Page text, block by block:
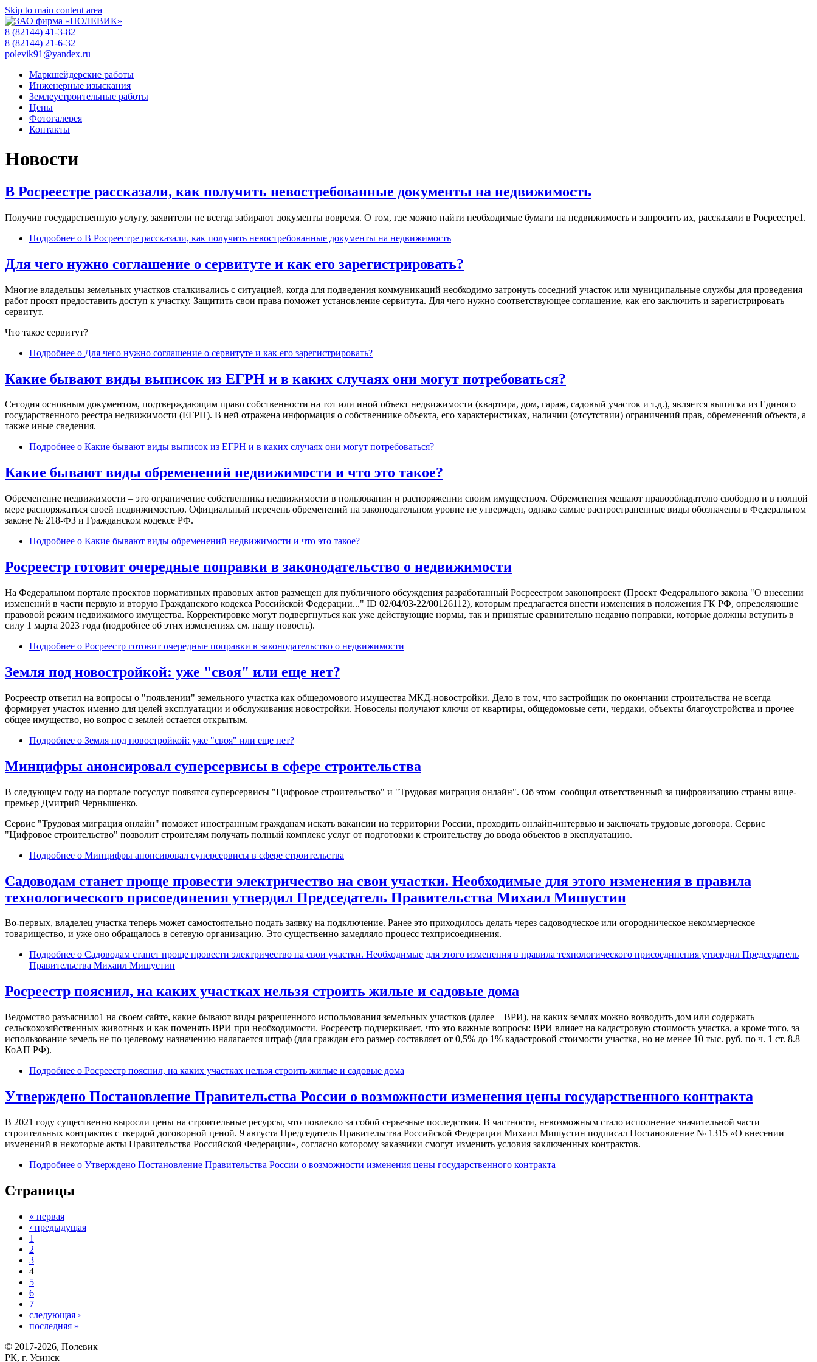
Skip to main content area
8 (82144) 41-3-82
8 (82144) 21-6-32
polevik91@yandex.ru
Маркшейдерские работы
Инженерные изыскания
Землеустроительные работы
Цены
Фотогалерея
Контакты
Новости
В Росреестре рассказали, как получить невостребованные документы на недвижимость
Получив государственную услугу, заявители не всегда забирают документы вовремя. О том, где можно найти необходимые бумаги на недвижимость и запросить их, рассказали в Росреестре1.
Подробнее о В Росреестре рассказали, как получить невостребованные документы на недвижимость
Для чего нужно соглашение о сервитуте и как его зарегистрировать?
Многие владельцы земельных участков сталкивались с ситуацией, когда для подведения коммуникаций необходимо затронуть соседний участок или муниципальные службы для проведения
работ просят предоставить доступ к участку. Защитить свои права поможет установление сервитута. Для чего нужно соответствующее соглашение, как его заключить и зарегистрировать
сервитут.
Что такое сервитут?
Подробнее о Для чего нужно соглашение о сервитуте и как его зарегистрировать?
Какие бывают виды выписок из ЕГРН и в каких случаях они могут потребоваться?
Сегодня основным документом, подтверждающим право собственности на тот или иной объект недвижимости (квартира, дом, гараж, садовый участок и т.д.), является выписка из Единого
государственного реестра недвижимости (ЕГРН). В ней отражена информация о собственнике объекта, его характеристиках, наличии (отсутствии) ограничений прав, обременений объекта, а
также иные сведения.
Подробнее о Какие бывают виды выписок из ЕГРН и в каких случаях они могут потребоваться?
Какие бывают виды обременений недвижимости и что это такое?
Обременение недвижимости – это ограничение собственника недвижимости в пользовании и распоряжении своим имуществом. Обременения мешают правообладателю свободно и в полной
мере распоряжаться своей недвижимостью. Официальный перечень обременений на законодательном уровне не утвержден, однако самые распространенные виды обозначены в Федеральном
законе № 218-ФЗ и Гражданском кодексе РФ.
Подробнее о Какие бывают виды обременений недвижимости и что это такое?
Росреестр готовит очередные поправки в законодательство о недвижимости
На Федеральном портале проектов нормативных правовых актов размещен для публичного обсуждения разработанный Росреестром законопроект (Проект Федерального закона "О внесении
изменений в части первую и вторую Гражданского кодекса Российской Федерации..." ID 02/04/03-22/00126112), которым предлагается внести изменения в положения ГК РФ, определяющие
правовой режим недвижимого имущества. Корректировке могут подвергнуться как уже действующие нормы, так и принятые сравнительно недавно поправки, которые должны вступить в
силу 1 марта 2023 года (подробнее об этих изменениях см. нашу новость).
Подробнее о Росреестр готовит очередные поправки в законодательство о недвижимости
Земля под новостройкой: уже "своя" или еще нет?
Росреестр ответил на вопросы о "появлении" земельного участка как общедомового имущества МКД-новостройки. Дело в том, что застройщик по окончании строительства не всегда
формирует участок именно для целей эксплуатации и обслуживания новостройки. Новоселы получают ключи от квартиры, общедомовые сети, чердаки, объекты благоустройства и прочее
общее имущество, но вопрос с землей остается открытым.
Подробнее о Земля под новостройкой: уже "своя" или еще нет?
Минцифры анонсировал суперсервисы в сфере строительства
В следующем году на портале госуслуг появятся суперсервисы "Цифровое строительство" и "Трудовая миграция онлайн". Об этом сообщил ответственный за цифровизацию страны вице-
премьер Дмитрий Чернышенко.
Сервис "Трудовая миграция онлайн" поможет иностранным гражданам искать вакансии на территории России, проходить онлайн-интервью и заключать трудовые договора. Сервис
"Цифровое строительство" позволит строителям получать полный комплекс услуг от подготовки к строительству до ввода объектов в эксплуатацию.
Подробнее о Минцифры анонсировал суперсервисы в сфере строительства
Садоводам станет проще провести электричество на свои участки. Необходимые для этого изменения в правила
технологического присоединения утвердил Председатель Правительства Михаил Мишустин
Во-первых, владелец участка теперь может самостоятельно подать заявку на подключение. Ранее это приходилось делать через садоводческое или огородническое некоммерческое
товарищество, и уже оно обращалось в сетевую организацию. Это существенно замедляло процесс техприсоединения.
Подробнее о Садоводам станет проще провести электричество на свои участки. Необходимые для этого изменения в правила технологического присоединения утвердил Председатель
Правительства Михаил Мишустин
Росреестр пояснил, на каких участках нельзя строить жилые и садовые дома
Ведомство разъяснило1 на своем сайте, какие бывают виды разрешенного использования земельных участков (далее – ВРИ), на каких землях можно возводить дом или содержать
сельскохозяйственных животных и как поменять ВРИ при необходимости. Росреестр подчеркивает, что это важные вопросы: ВРИ влияет на кадастровую стоимость участка, а кроме того, за
использование земель не по целевому назначению налагается штраф (для граждан его размер составляет от 0,5% до 1% кадастровой стоимости участка, но не менее 10 тыс. руб. по ч. 1 ст. 8.8
КоАП РФ).
Подробнее о Росреестр пояснил, на каких участках нельзя строить жилые и садовые дома
Утверждено Постановление Правительства России о возможности изменения цены государственного контракта
В 2021 году существенно выросли цены на строительные ресурсы, что повлекло за собой серьезные последствия. В частности, невозможным стало исполнение значительной части
строительных контрактов с твердой договорной ценой. 9 августа Председатель Правительства Российской Федерации Михаил Мишустин подписал Постановление № 1315 «О внесении
изменений в некоторые акты Правительства Российской Федерации», согласно которому заказчики смогут изменить условия заключенных контрактов.
Подробнее о Утверждено Постановление Правительства России о возможности изменения цены государственного контракта
Страницы
« первая
‹ предыдущая
1
2
3
4
5
6
7
следующая ›
последняя »
© 2017-2026, Полевик
РК, г. Усинск